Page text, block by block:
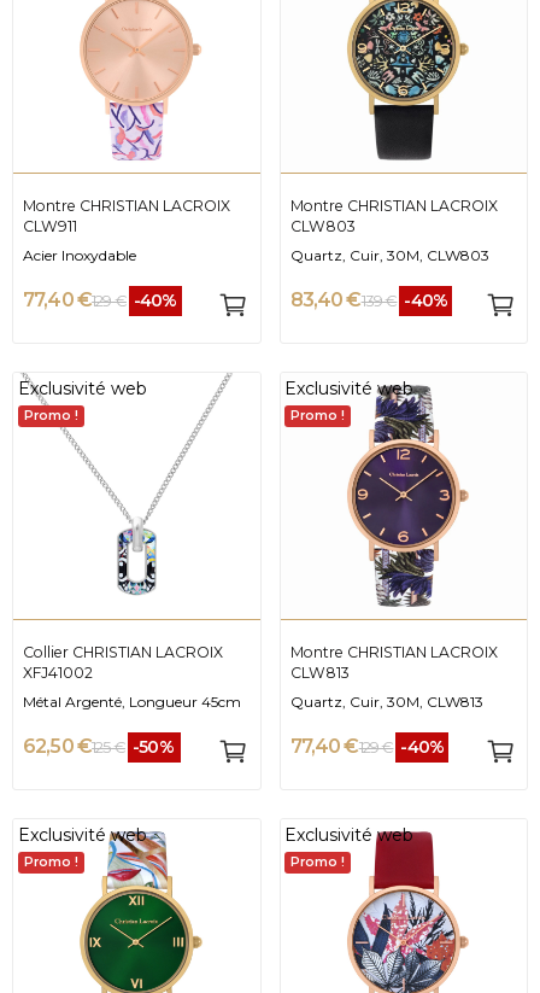
Montre CHRISTIAN LACROIX
CLW911
Acier Inoxydable
77,40 €129 € -40%
Montre CHRISTIAN LACROIX
CLW803
Quartz, Cuir, 30M, CLW803
83,40 €139 € -40%
Exclusivité web
Promo !
Collier CHRISTIAN LACROIX
XFJ41002
Métal Argenté, Longueur 45cm
62,50 €125 € -50%
Exclusivité web
Promo !
Montre CHRISTIAN LACROIX
CLW813
Quartz, Cuir, 30M, CLW813
77,40 €129 € -40%
Exclusivité web
Promo !
Exclusivité web
Promo !